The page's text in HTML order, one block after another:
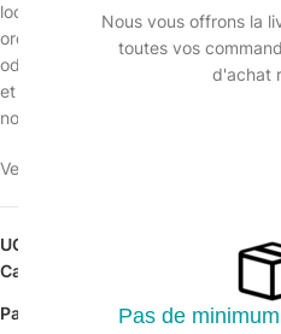
Nous vous offrons la
toutes vos
d'achat
Pas de
locaux utilisés pour la collecte, le
ordures et déchets. Nettoie,
odeurs liées à la prolifération
et durable de propreté. PRO
norme EN 13697.
Veuillez vous connecter pour voir
UGS :
Catégorie :
Partager: